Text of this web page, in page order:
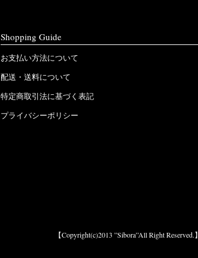
Shopping Guide
お支払い方法について
配送・送料について
特定商取引法に基づく表記
プライバシーポリシー
【Copyright(c)2013 ”Sibora”All Right Reserved.】